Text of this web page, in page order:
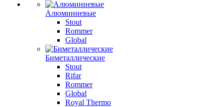
Алюминиевые
Stout
Rommer
Global
Биметаллические
Stout
Rifar
Rommer
Global
Royal Thermo